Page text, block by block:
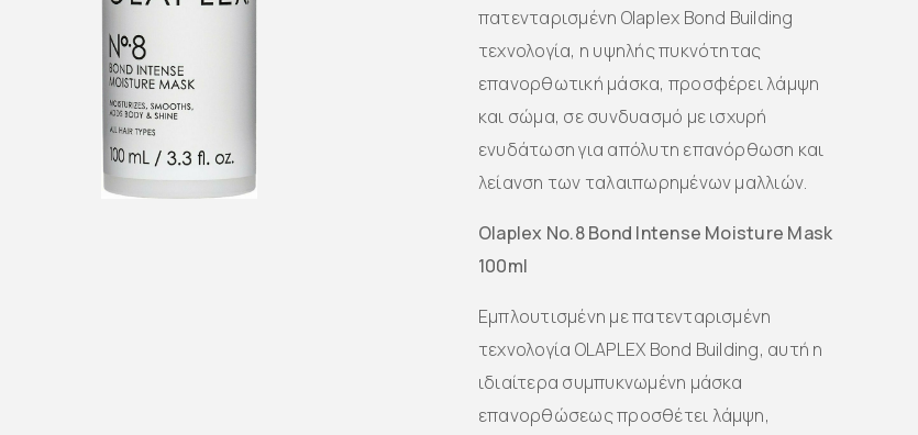
πατενταρισμένη Olaplex Bond Building
τεχνολογία, η υψηλής πυκνότητας
επανορθωτική μάσκα, προσφέρει λάμψη
και σώμα, σε συνδυασμό με ισχυρή
ενυδάτωση για απόλυτη επανόρθωση και
λείανση των ταλαιπωρημένων μαλλιών.
Olaplex No.8 Bond Intense Moisture Mask
100ml
Εμπλουτισμένη με πατενταρισμένη
τεχνολογία OLAPLEX Bond Building, αυτή η
ιδιαίτερα συμπυκνωμένη μάσκα
επανορθώσεως προσθέτει λάμψη,